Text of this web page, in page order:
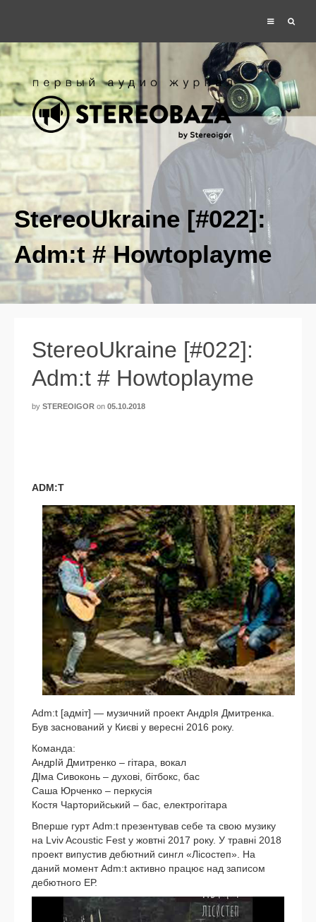
StereoUkraine [#022]:
Adm:t # Howtoplayme
StereoUkraine [#022]:
Adm:t # Howtoplayme
by STEREOIGOR on 05.10.2018
ADM:T
Adm:t [адміт] — музич­ний про­ект АндрІя Дмитренка.
Був зас­но­ва­ний у Києві у верес­ні 2016 року.
Команда:
АндрІй Дмитренко – гіта­ра, вокал
ДІма Сивоконь – духо­ві, біт­бокс, бас
Саша Юрченко – пер­кусія
Костя Чарторийський – бас, елек­тро­гіта­ра
Вперше гурт Adm:t пре­зен­ту­вав себе та свою музи­ку
на Lviv Acoustic Fest у жовтні 2017 року. У трав­ні 2018
про­ект випу­стив дебют­ний син­гл «Лісостеп». На
даний момент Adm:t актив­но пра­ц­ює над запи­сом
дебют­но­го ЕР.